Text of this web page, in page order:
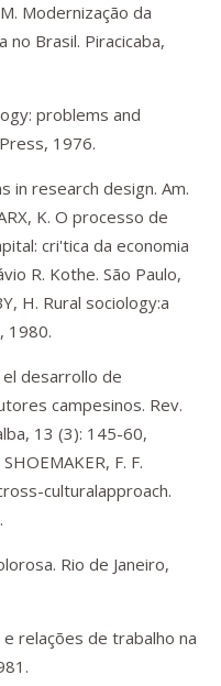
Modernização da
Brasil. Piracicaba,
problems and
1976.
in research design. Am.
K. O processo de
cri'tica da economia
R. Kothe. São Paulo,
H. Rural sociology:a
1980.
desarrollo de
campesinos. Rev.
13 (3): 145-60,
F. F.
culturalapproach.
Rio de Janeiro,
e relações de trabalho na